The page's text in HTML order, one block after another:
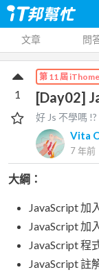
文章 問
第 11 屆
[Day02]
好 Js 不學嗎
Vita
7 年前
1
大綱：
JavaScript 加
JavaScript 加
JavaScript 程
JavaScript 註